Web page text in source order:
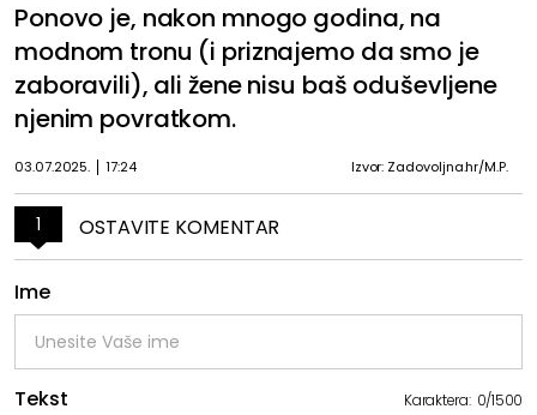
Ponovo je, nakon mnogo godina, na
modnom tronu (i priznajemo da smo je
zaboravili), ali žene nisu baš oduševljene
njenim povratkom.
03.07.2025. 17:24 Izvor: Zadovoljna.hr/M.P.
1 OSTAVITE KOMENTAR
Ime
Tekst Karaktera: 0/1500